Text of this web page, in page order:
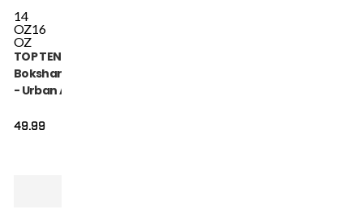
14
OZ16
OZ
TOP TEN
Bokshandschoen
- Urban Arts -
49.99